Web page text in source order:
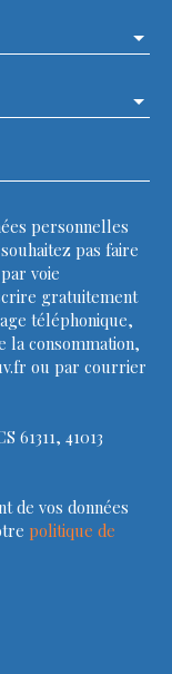
personnelles
pas faire
voie
gratuitement
téléphonique,
la consommation,
ou par courrier
61311, 41013
de vos données
politique de